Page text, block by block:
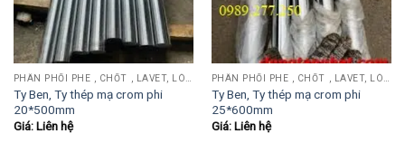
Ty Ben, Ty thép mạ crom phi
20*500mm
Giá: Liên hệ
Ty Ben, Ty thép mạ crom phi
25*600mm
Giá: Liên hệ